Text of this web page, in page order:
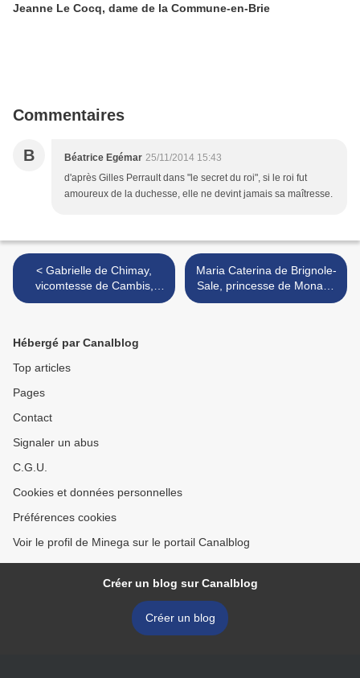
Jeanne Le Cocq, dame de la Commune-en-Brie
Commentaires
B Béatrice Egémar 25/11/2014 15:43
d'après Gilles Perrault dans "le secret du roi", si le roi fut
amoureux de la duchesse, elle ne devint jamais sa maîtresse.
< Gabrielle de Chimay,
vicomtesse de Cambis,
petite maitresse du Bien-
Maria Caterina de Brignole-
Sale, princesse de Monaco
>
Hébergé par Canalblog
Top articles
Pages
Contact
Signaler un abus
C.G.U.
Cookies et données personnelles
Préférences cookies
Voir le profil de Minega sur le portail Canalblog
Créer un blog sur Canalblog
Créer un blog